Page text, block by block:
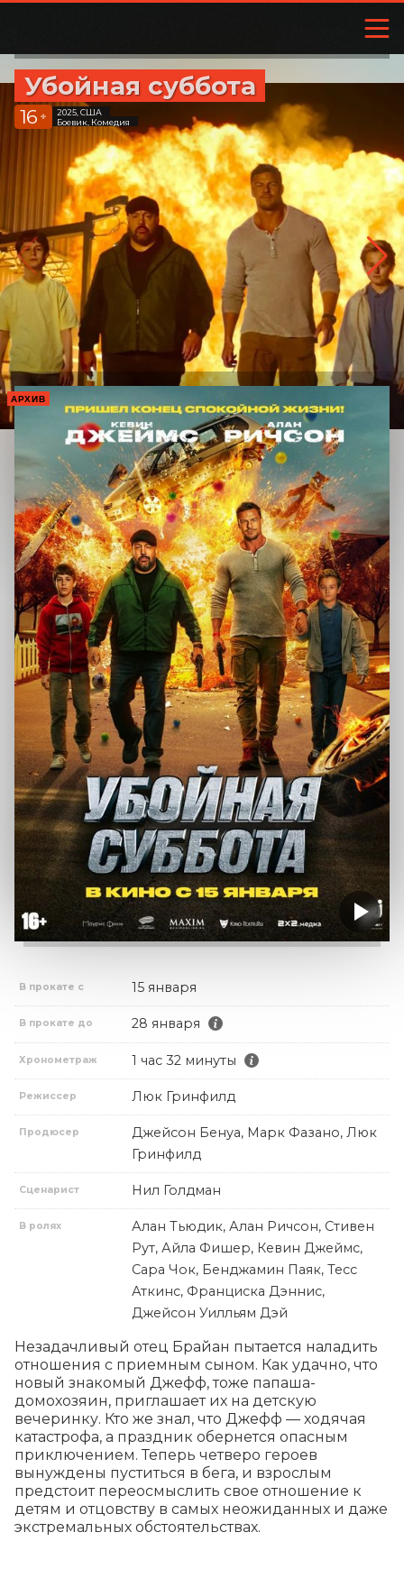
Убойная суббота
16 +
2025, США
Боевик, Комедия
АРХИВ
В прокате с 15 января
В прокате до 28 января
Хронометраж 1 час 32 минуты
Режиссер Люк Гринфилд
Продюсер
Джейсон Бенуа, Марк Фазано, Люк
Гринфилд
Сценарист Нил Голдман
В ролях
Алан Тьюдик, Алан Ричсон, Стивен
Рут, Айла Фишер, Кевин Джеймс,
Сара Чок, Бенджамин Паяк, Тесс
Аткинс, Франциска Дэннис,
Джейсон Уилльям Дэй
Незадачливый отец Брайан пытается наладить
отношения с приемным сыном. Как удачно, что
новый знакомый Джефф, тоже папаша-
домохозяин, приглашает их на детскую
вечеринку. Кто же знал, что Джефф — ходячая
катастрофа, а праздник обернется опасным
приключением. Теперь четверо героев
вынуждены пуститься в бега, и взрослым
предстоит переосмыслить свое отношение к
детям и отцовству в самых неожиданных и даже
экстремальных обстоятельствах.